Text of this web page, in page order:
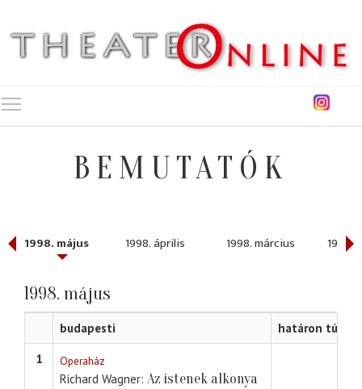
BEMUTATÓK
1998. május 1998. április 1998. március 1998.
1998. május
budapesti
határon túli
1
Operaház
Richard Wagner Az istenek alkonya